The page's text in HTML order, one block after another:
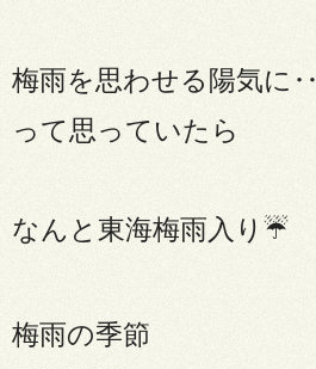
梅雨を思わせる陽気に‥
って思っていたら
なんと東海梅雨入り ☔️
梅雨の季節